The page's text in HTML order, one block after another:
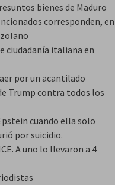
bienes de Maduro
corresponden, en
ciudadanía italiana en
por un acantilado
Trump contra todos los
cuando ella solo
por suicidio.
A uno lo llevaron a 4